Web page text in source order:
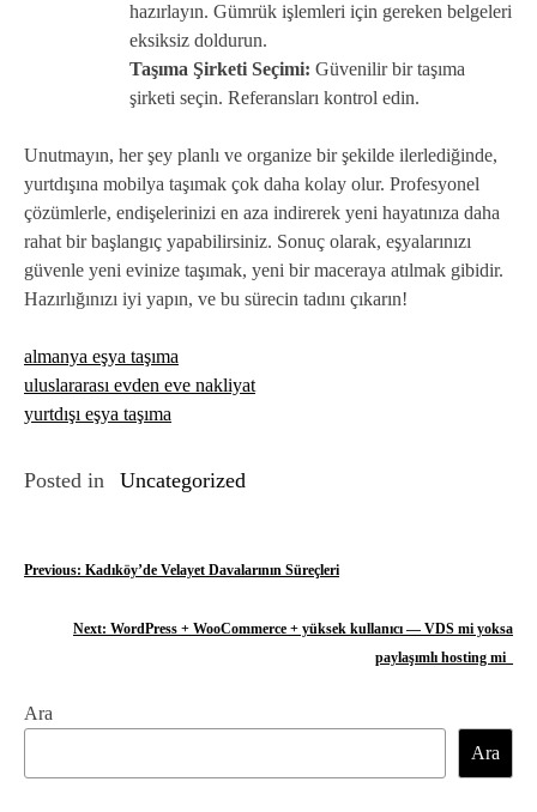
hazırlayın. Gümrük işlemleri için gereken belgeleri
eksiksiz doldurun.
Taşıma Şirketi Seçimi: Güvenilir bir taşıma
şirketi seçin. Referansları kontrol edin.
Unutmayın, her şey planlı ve organize bir şekilde ilerlediğinde,
yurtdışına mobilya taşımak çok daha kolay olur. Profesyonel
çözümlerle, endişelerinizi en aza indirerek yeni hayatınıza daha
rahat bir başlangıç yapabilirsiniz. Sonuç olarak, eşyalarınızı
güvenle yeni evinize taşımak, yeni bir maceraya atılmak gibidir.
Hazırlığınızı iyi yapın, ve bu sürecin tadını çıkarın!
almanya eşya taşıma
uluslararası evden eve nakliyat
yurtdışı eşya taşıma
Posted in Uncategorized
Y
ı
Previous: Kadıköy’de Velayet Davalarının Süreçleri
Next: WordPress + WooCommerce + yüksek kullanıcı — VDS mi yoksa
paylaşımlı hosting mi_
Ara
Ara